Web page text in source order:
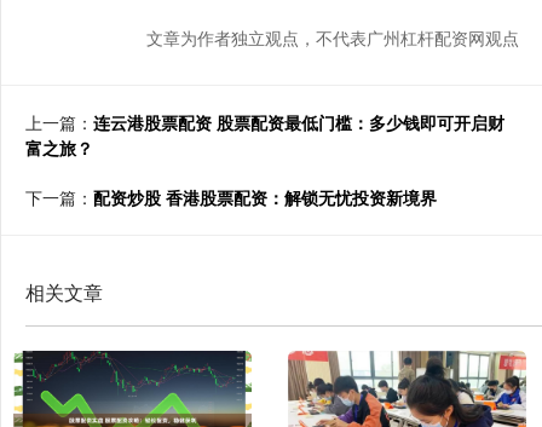
文章为作者独立观点，不代表广州杠杆配资网观点
上一篇： 连云港股票配资 股票配资最低门槛：多少钱即可开启财
富之旅？
下一篇： 配资炒股 香港股票配资：解锁无忧投资新境界
相关文章